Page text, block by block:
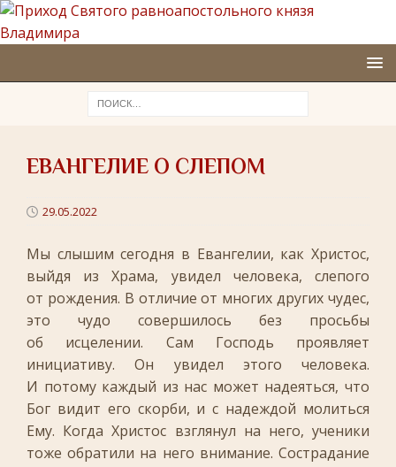
ЕВАНГЕЛИЕ О СЛЕПОМ
29.05.2022
Мы слышим сегодня в Евангелии, как Христос,
выйдя из Храма, увидел человека, слепого
от рождения. В отличие от многих других чудес,
это чудо совершилось без просьбы
об исцелении. Сам Господь проявляет
инициативу. Он увидел этого человека.
И потому каждый из нас может надеяться, что
Бог видит его скорби, и с надеждой молиться
Ему. Когда Христос взглянул на него, ученики
тоже обратили на него внимание. Сострадание